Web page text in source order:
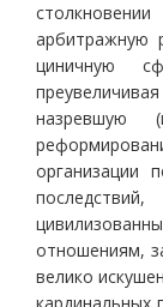
арбитражную
циничную
назревшую
организации
отношениям,
велико